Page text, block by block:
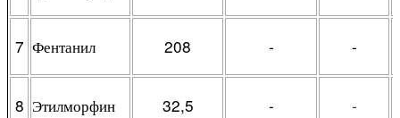
7 Фентанил 208 - -
8 Этилморфин 32,5 - -